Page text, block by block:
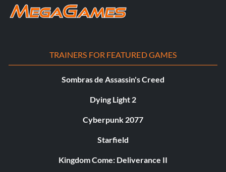
TRAINERS FOR FEATURED GAMES
Sombras de Assassin's Creed
Dying Light 2
Cyberpunk 2077
Starfield
Kingdom Come: Deliverance II